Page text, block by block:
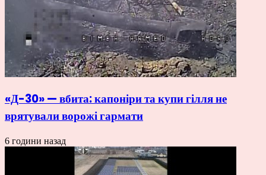
«Д-30» — вбита: капоніри та купи гілля не
врятували ворожі гармати
6 години назад